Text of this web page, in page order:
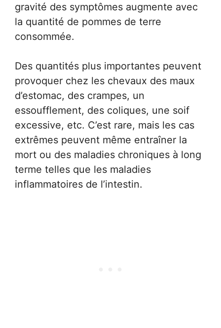
gravité des symptômes augmente avec
la quantité de pommes de terre
consommée.
Des quantités plus importantes peuvent
provoquer chez les chevaux des maux
d’estomac, des crampes, un
essoufflement, des coliques, une soif
excessive, etc. C’est rare, mais les cas
extrêmes peuvent même entraîner la
mort ou des maladies chroniques à long
terme telles que les maladies
inflammatoires de l’intestin.